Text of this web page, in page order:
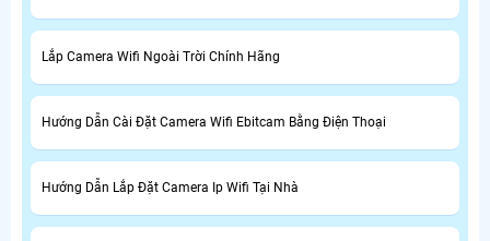
Lắp Camera Wifi Ngoài Trời Chính Hãng
Hướng Dẫn Cài Đặt Camera Wifi Ebitcam Bằng Điện Thoại
Hướng Dẫn Lắp Đặt Camera Ip Wifi Tại Nhà